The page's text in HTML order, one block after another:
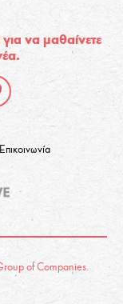
να μαθαίνετε
Επικοινωνία
of Companies.